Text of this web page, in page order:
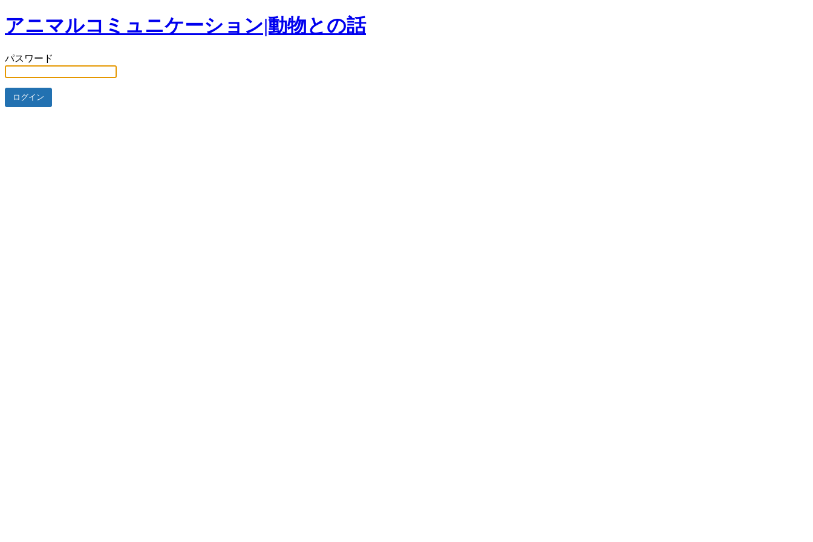
アニマルコミュニケーション|動物との話
パスワード